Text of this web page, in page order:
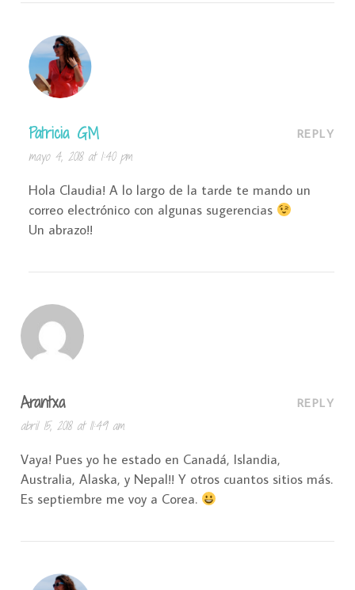
Patricia GM
mayo 4, 2018 at 1:40 pm
REPLY
Hola Claudia! A lo largo de la tarde te mando un
correo electrónico con algunas sugerencias
Un abrazo!!
Arantxa
abril 15, 2018 at 11:49 am
REPLY
Vaya! Pues yo he estado en Canadá, Islandia,
Australia, Alaska, y Nepal!! Y otros cuantos sitios más.
Es septiembre me voy a Corea.